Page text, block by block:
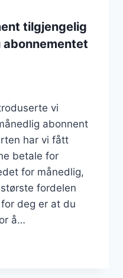
tilgjengelig
abonnementet
vi
abonnent
har vi fått
betale for
for månedlig,
fordelen
deg er at du
å…